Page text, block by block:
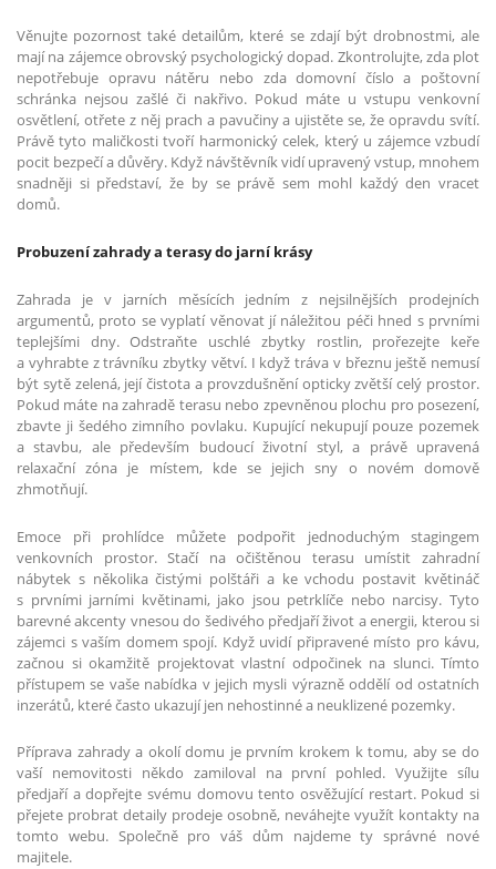
Věnujte pozornost také detailům, které se zdají být drobnostmi, ale
mají na zájemce obrovský psychologický dopad. Zkontrolujte, zda plot
nepotřebuje opravu nátěru nebo zda domovní číslo a poštovní
schránka nejsou zašlé či nakřivo. Pokud máte u vstupu venkovní
osvětlení, otřete z něj prach a pavučiny a ujistěte se, že opravdu svítí.
Právě tyto maličkosti tvoří harmonický celek, který u zájemce vzbudí
pocit bezpečí a důvěry. Když návštěvník vidí upravený vstup, mnohem
snadněji si představí, že by se právě sem mohl každý den vracet
domů.
Probuzení zahrady a terasy do jarní krásy
Zahrada je v jarních měsících jedním z nejsilnějších prodejních
argumentů, proto se vyplatí věnovat jí náležitou péči hned s prvními
teplejšími dny. Odstraňte uschlé zbytky rostlin, prořezejte keře
a vyhrabte z trávníku zbytky větví. I když tráva v březnu ještě nemusí
být sytě zelená, její čistota a provzdušnění opticky zvětší celý prostor.
Pokud máte na zahradě terasu nebo zpevněnou plochu pro posezení,
zbavte ji šedého zimního povlaku. Kupující nekupují pouze pozemek
a stavbu, ale především budoucí životní styl, a právě upravená
relaxační zóna je místem, kde se jejich sny o novém domově
zhmotňují.
Emoce při prohlídce můžete podpořit jednoduchým stagingem
venkovních prostor. Stačí na očištěnou terasu umístit zahradní
nábytek s několika čistými polštáři a ke vchodu postavit květináč
s prvními jarními květinami, jako jsou petrklíče nebo narcisy. Tyto
barevné akcenty vnesou do šedivého předjaří život a energii, kterou si
zájemci s vaším domem spojí. Když uvidí připravené místo pro kávu,
začnou si okamžitě projektovat vlastní odpočinek na slunci. Tímto
přístupem se vaše nabídka v jejich mysli výrazně oddělí od ostatních
inzerátů, které často ukazují jen nehostinné a neuklizené pozemky.
Příprava zahrady a okolí domu je prvním krokem k tomu, aby se do
vaší nemovitosti někdo zamiloval na první pohled. Využijte sílu
předjaří a dopřejte svému domovu tento osvěžující restart. Pokud si
přejete probrat detaily prodeje osobně, neváhejte využít kontakty na
tomto webu. Společně pro váš dům najdeme ty správné nové
majitele.